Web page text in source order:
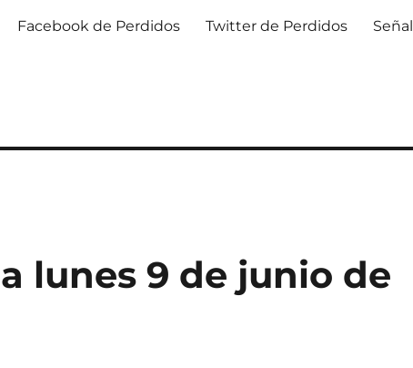
Facebook de Perdidos Twitter de Perdidos
lunes 9 de junio de